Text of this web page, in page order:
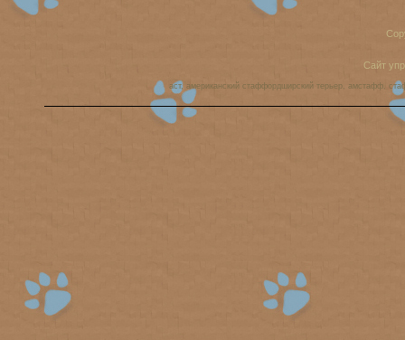
Сайт
аст, американский стаффордширский терьер, амстафф,